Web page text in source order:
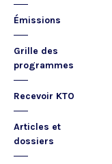
Émissions
Grille des
programmes
Recevoir KTO
Articles et
dossiers